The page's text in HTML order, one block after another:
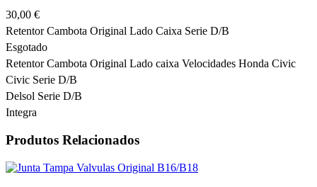
30,00 €
Retentor Cambota Original Lado Caixa Serie D/B
Esgotado
Retentor Cambota Original Lado caixa Velocidades Honda Civic
Civic Serie D/B
Delsol Serie D/B
Integra
Produtos Relacionados